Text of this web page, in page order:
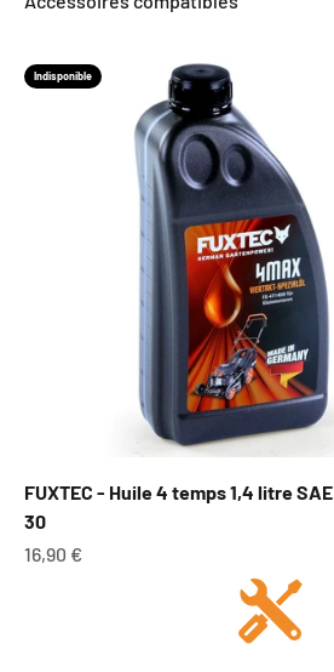
Indisponible
FUXTEC - Huile 4 temps 1,4 litre SAE
30
Prix de vente
16,90 €